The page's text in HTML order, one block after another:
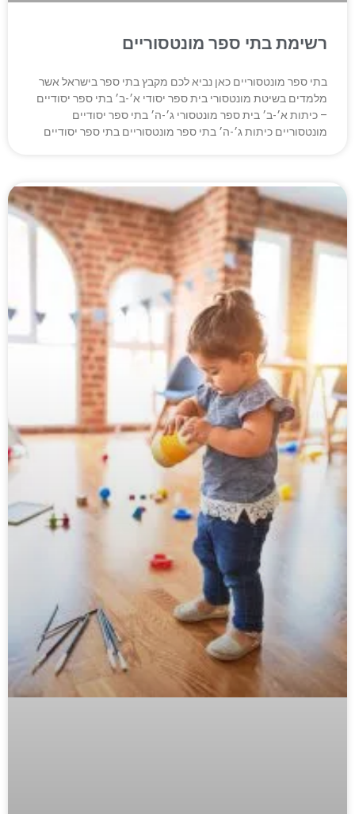
רשימת בתי ספר מונטסוריים
בתי ספר מונטסוריים כאן נביא לכם מקבץ בתי ספר בישראל אשר
מלמדים בשיטת מונטסורי בית ספר יסודי א׳-ב׳ בתי ספר יסודיים
– כיתות א׳-ב׳ בית ספר מונטסורי ג׳-ה׳ בתי ספר יסודיים
מונטסוריים כיתות ג׳-ה׳ בתי ספר מונטסוריים בתי ספר יסודיים